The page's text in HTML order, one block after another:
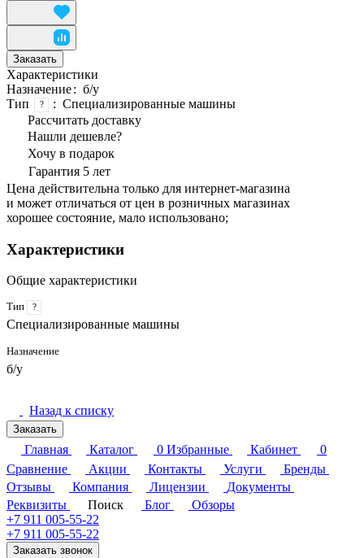
Заказать
Характеристики
Назначение: б/у
Тип
? : Специализированные машины
Рассчитать доставку
Нашли дешевле?
Хочу в подарок
Гарантия 5 лет
Цена действительна только для интернет-магазина
и может отличаться от цен в розничных магазинах
хорошее состояние, мало использовано;
Характеристики
Общие характеристики
Тип ?
Специализированные машины
Назначение
б/у
Назад к списку
Заказать
Главная Каталог 0 Избранные Кабинет
0
Сравнение
Акции Контакты Услуги
Бренды
Отзывы
Компания Лицензии
Документы
Реквизиты
Поиск Блог
Обзоры
+7 911 005-55-22
+7 911 005-55-22
Заказать звонок